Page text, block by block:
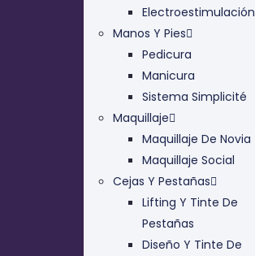
Electroestimulación
Manos Y Pies
Pedicura
Manicura
Sistema Simplicité
Maquillaje
Maquillaje De Novia
Maquillaje Social
Cejas Y Pestañas
Lifting Y Tinte De
Pestañas
Diseño Y Tinte De